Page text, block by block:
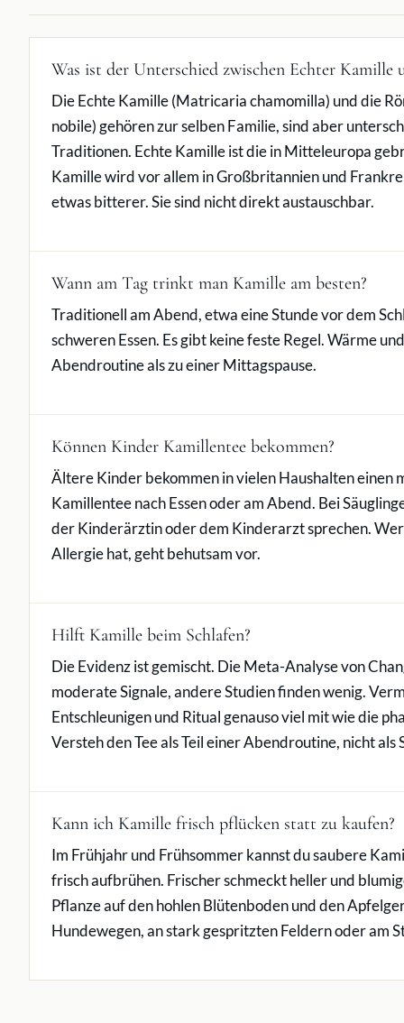
Was ist der Unterschied zwischen Echter Kamille
Die Echte Kamille (Matricaria chamomilla) und die
nobile) gehören zur selben Familie, sind aber
Traditionen. Echte Kamille ist die in Mitteleuropa
Kamille wird vor allem in Großbritannien und
etwas bitterer. Sie sind nicht direkt austauschbar.
Wann am Tag trinkt man Kamille am besten?
Traditionell am Abend, etwa eine Stunde vor dem
schweren Essen. Es gibt keine feste Regel. Wärme
Abendroutine als zu einer Mittagspause.
Können Kinder Kamillentee bekommen?
Ältere Kinder bekommen in vielen Haushalten einen
Kamillentee nach Essen oder am Abend. Bei
der Kinderärztin oder dem Kinderarzt sprechen.
Allergie hat, geht behutsam vor.
Hilft Kamille beim Schlafen?
Die Evidenz ist gemischt. Die Meta-Analyse von
moderate Signale, andere Studien finden wenig.
Entschleunigen und Ritual genauso viel mit wie die
Versteh den Tee als Teil einer Abendroutine, nicht als
Kann ich Kamille frisch pflücken statt zu kaufen?
Im Frühjahr und Frühsommer kannst du saubere
frisch aufbrühen. Frischer schmeckt heller und
Pflanze auf den hohlen Blütenboden und den
Hundewegen, an stark gespritzten Feldern oder am